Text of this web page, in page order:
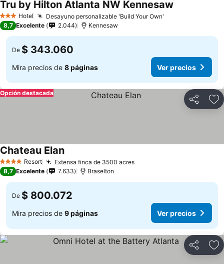
3 Estrellas
Hotel Desayuno personalizable 'Build Your Own'
Tru by Hilton Atlanta NW Kennesaw
8,7 Excelente 2.044 Kennesaw
De $ 343.060
Mira precios de 8 páginas Ver precios
Compartir
Opción destacada
4 EstrellasResort Extensa finca de 3500 acres
Chateau Elan
8,7 Excelente 7.633 Braselton
De $ 800.072
Mira precios de 9 páginas Ver precios
Compartir